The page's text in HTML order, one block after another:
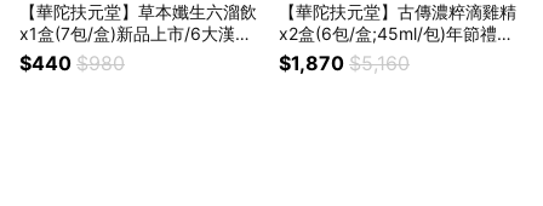
【華陀扶元堂】草本孅生六溜飲
x1盒(7包/盒)新品上市/6大漢方/
輕排溜溜
$440 $980
【華陀扶元堂】古傳濃粹滴雞精
x2盒(6包/盒;45ml/包)年節禮盒/
送禮
$1,870 $5,160